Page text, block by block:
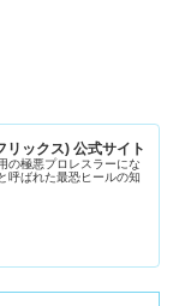
ッ ク ス ) 公 式サ イ ト
の極悪プロレスラーにな
呼ばれた最恐ヒールの知